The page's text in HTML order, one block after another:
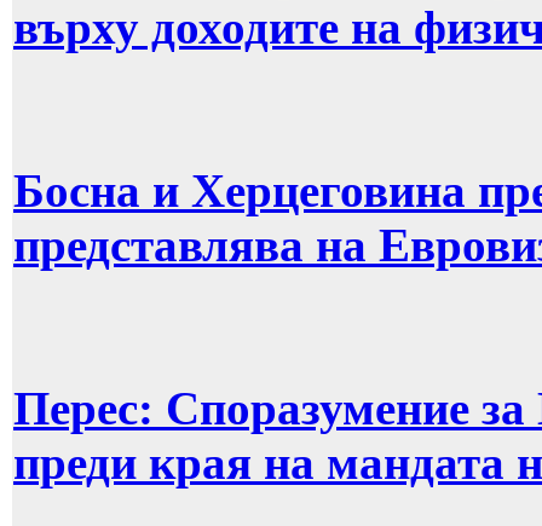
върху доходите на
Босна и Херцеговина
представлява на
Перес: Споразумение
преди края на мандата